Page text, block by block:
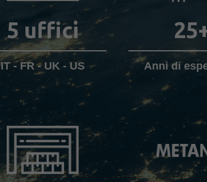
5 uffici
IT - FR - UK - US
25
Anni di